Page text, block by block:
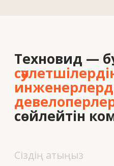
Веб-сайт жасау